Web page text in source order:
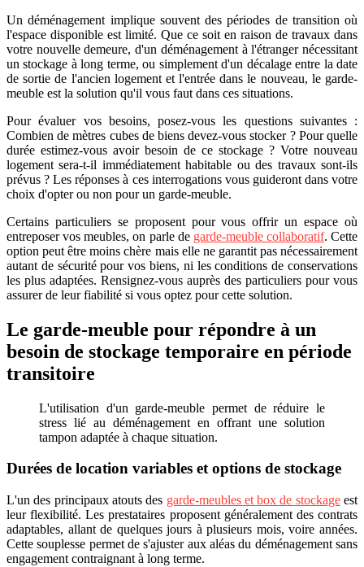
Un déménagement implique souvent des périodes de transition où
l'espace disponible est limité. Que ce soit en raison de travaux dans
votre nouvelle demeure, d'un déménagement à l'étranger nécessitant
un stockage à long terme, ou simplement d'un décalage entre la date
de sortie de l'ancien logement et l'entrée dans le nouveau, le garde-
meuble est la solution qu'il vous faut dans ces situations.
Pour évaluer vos besoins, posez-vous les questions suivantes :
Combien de mètres cubes de biens devez-vous stocker ? Pour quelle
durée estimez-vous avoir besoin de ce stockage ? Votre nouveau
logement sera-t-il immédiatement habitable ou des travaux sont-ils
prévus ? Les réponses à ces interrogations vous guideront dans votre
choix d'opter ou non pour un garde-meuble.
Certains particuliers se proposent pour vous offrir un espace où
entreposer vos meubles, on parle de garde-meuble collaboratif. Cette
option peut être moins chère mais elle ne garantit pas nécessairement
autant de sécurité pour vos biens, ni les conditions de conservations
les plus adaptées. Rensignez-vous auprès des particuliers pour vous
assurer de leur fiabilité si vous optez pour cette solution.
Le garde-meuble pour répondre à un
besoin de stockage temporaire en période
transitoire
L'utilisation d'un garde-meuble permet de réduire le
stress lié au déménagement en offrant une solution
tampon adaptée à chaque situation.
Durées de location variables et options de stockage
L'un des principaux atouts des garde-meubles et box de stockageest
leur flexibilité. Les prestataires proposent généralement des contrats
adaptables, allant de quelques jours à plusieurs mois, voire années.
Cette souplesse permet de s'ajuster aux aléas du déménagement sans
engagement contraignant à long terme.